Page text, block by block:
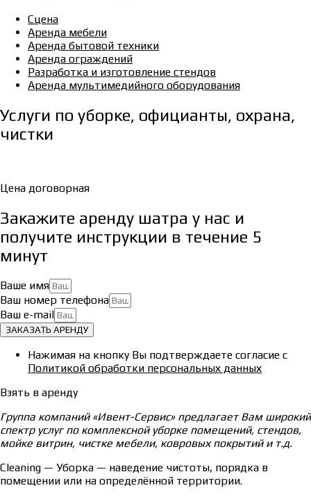
Сцена
Аренда мебели
Аренда бытовой техники
Аренда ограждений
Разработка и изготовление стендов
Аренда мультимедийного оборудования
Услуги по уборке, официанты, охрана,
чистки
Цена договорная
Закажите аренду шатра у нас и
получите инструкции в течение 5
минут
Ваше имя
Ваш номер телефона
Ваш e-mail
ЗАКАЗАТЬ АРЕНДУ
Нажимая на кнопку Вы подтверждаете согласие с
Политикой обработки персональных данных
Взять в аренду
Группа компаний «Ивент-Сервис» предлагает Вам широкий
спектр услуг по комплексной уборке помещений, стендов,
мойке витрин, чистке мебели, ковровых покрытий и т.д.
Cleaning — Уборка — наведение чистоты, порядка в
помещении или на определённой территории.